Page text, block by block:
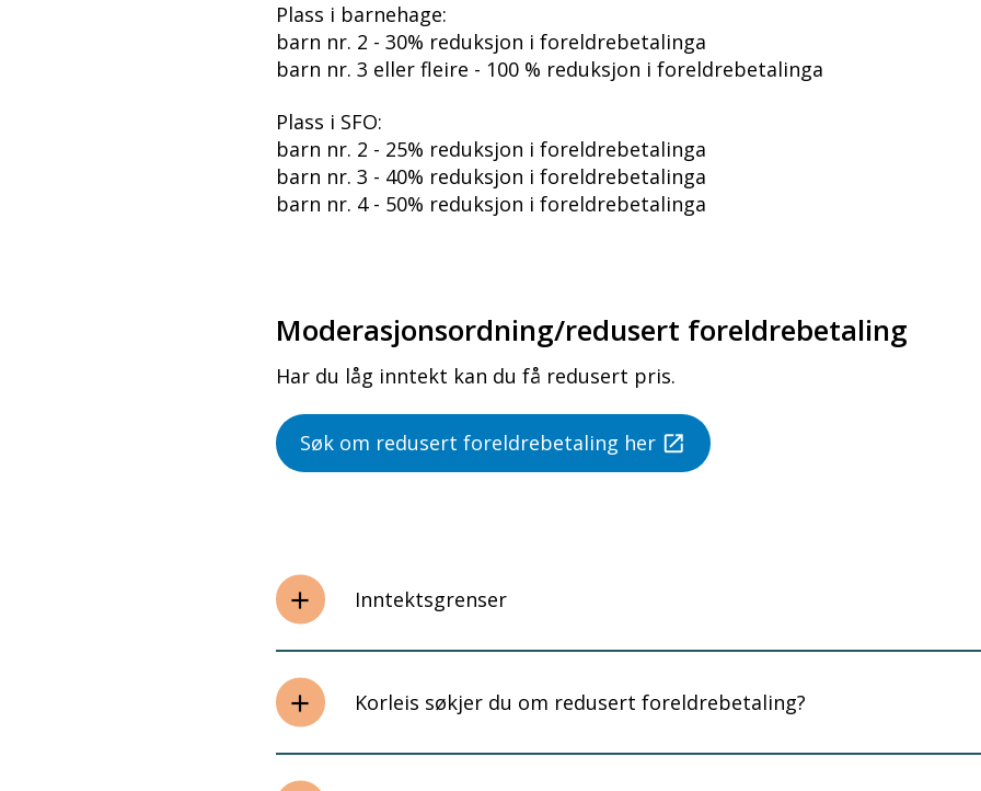
Plass i barnehage:
barn nr. 2 - 30% reduksjon i foreldrebetalinga
barn nr. 3 eller fleire - 100 % reduksjon i foreldrebetalinga
Plass i SFO:
barn nr. 2 - 25% reduksjon i foreldrebetalinga
barn nr. 3 - 40% reduksjon i foreldrebetalinga
barn nr. 4 - 50% reduksjon i foreldrebetalinga
Moderasjonsordning/redusert foreldrebetaling
Har du låg inntekt kan du få redusert pris.
Søk om redusert foreldrebetaling her
Inntektsgrenser
Korleis søkjer du om redusert foreldrebetaling?